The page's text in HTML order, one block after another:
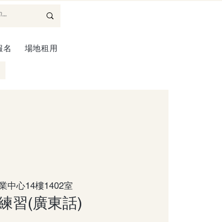
名 場地租用
中心14樓1402室
習(廣東話)